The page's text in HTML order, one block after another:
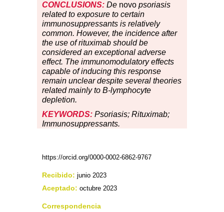
CONCLUSIONS: De novo psoriasis
related to exposure to certain
immunosuppressants is relatively
common. However, the incidence after
the use of rituximab should be
considered an exceptional adverse
effect. The immunomodulatory effects
capable of inducing this response
remain unclear despite several theories
related mainly to B-lymphocyte
depletion.
KEYWORDS: Psoriasis; Rituximab;
Immunosuppressants.
https://orcid.org/0000-0002-6862-9767
Recibido: junio 2023
Aceptado: octubre 2023
Correspondencia